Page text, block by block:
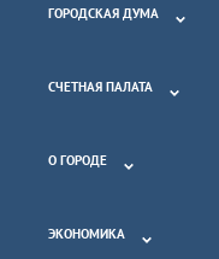
ГОРОДСКАЯ ДУМА
СЧЕТНАЯ ПАЛАТА
О ГОРОДЕ
ЭКОНОМИКА